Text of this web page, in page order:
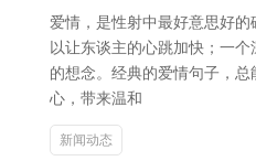
爱情，是性射中最好意思好
以让东谈主的心跳加快；一
的想念。经典的爱情句子，
心，带来温和
新闻动态